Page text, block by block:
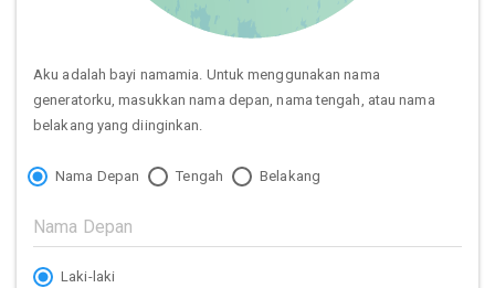
Aku adalah bayi namamia. Untuk menggunakan nama
generatorku, masukkan nama depan, nama tengah, atau nama
belakang yang diinginkan.
Nama Depan Tengah Belakang
Laki-laki